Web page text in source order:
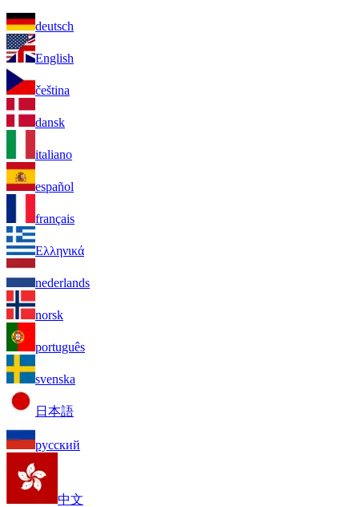
deutsch
English
čeština
dansk
italiano
español
français
Ελληνικά
nederlands
norsk
português
svenska
日本語
русский
中文